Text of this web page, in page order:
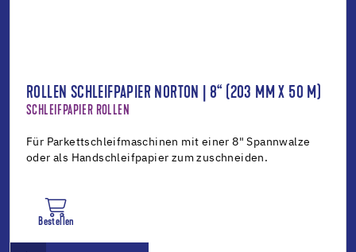
ROLLEN SCHLEIFPAPIER NORTON | 8“ (203 MM X 50 M)
SCHLEIFPAPIER ROLLEN
Für Parkettschleifmaschinen mit einer 8" Spannwalze
oder als Handschleifpapier zum zuschneiden.
Bestellen